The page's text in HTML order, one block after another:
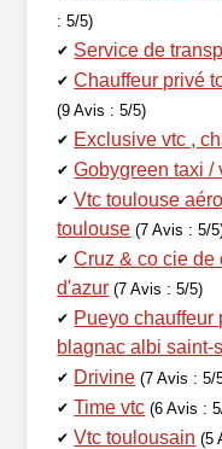
: 5/5)
✔ Service de
✔ Chauffeur privé
(9 Avis : 5/5)
✔ Exclusive vtc ,
✔ Gobygreen taxi /
✔ Vtc toulouse
toulouse (7 Avis : 5/
✔ Cruz & co cie de
d'azur (7 Avis : 5/5)
✔ Pueyo chauffeur
blagnac albi
✔ Drivine (7 Avis : 5/
✔ Time vtc (6 Avis :
✔ Vtc toulousain (5